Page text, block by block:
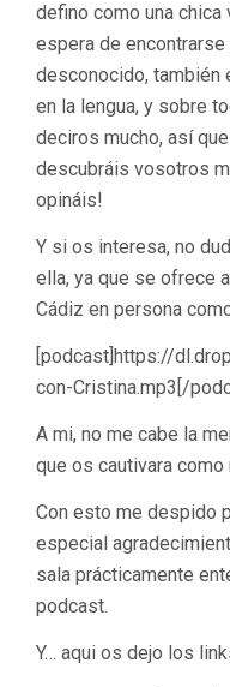
defino como una chica
espera de encontrarse
desconocido, también
en la lengua, y sobre
deciros mucho, así
descubráis vosotros
opináis!
Y si os interesa, no
ella, ya que se ofrece
Cádiz en persona
[podcast]https://
con-Cristina.mp3[/
A mi, no me cabe la
que os cautivara como
Con esto me despido
especial
sala prácticamente
podcast.
Y… aqui os dejo los